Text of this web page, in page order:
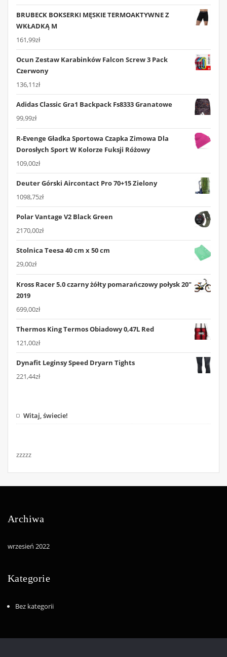
BRUBECK BOKSERKI MĘSKIE TERMOAKTYWNE Z
WKŁADKĄ M
161,99zł
Ocun Zestaw Karabinków Falcon Screw 3 Pack
Czerwony
136,11zł
Adidas Classic Gra1 Backpack Fs8333 Granatowe
99,99zł
R-Evenge Gładka Sportowa Czapka Zimowa Dla
Dorosłych Sport W Kolorze Fuksji Różowy
109,00zł
Deuter Górski Aircontact Pro 70+15 Zielony
1098,75zł
Polar Vantage V2 Black Green
2170,00zł
Stolnica Teesa 40 cm x 50 cm
29,00zł
Kross Racer 5.0 czarny żółty pomarańczowy połysk 20"
2019
699,00zł
Thermos King Termos Obiadowy 0,47L Red
121,00zł
Dynafit Leginsy Speed Dryarn Tights
221,44zł
Witaj, świecie!
zzzzz
Archiwa
wrzesień 2022
Kategorie
Bez kategorii